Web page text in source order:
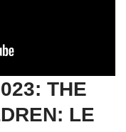
THE
LE